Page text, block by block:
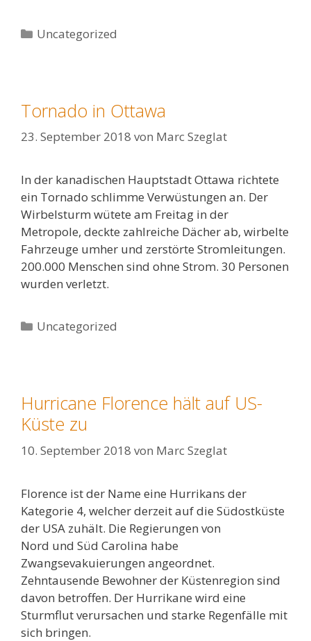
Kategorien
Uncategorized
Tornado in Ottawa
23. September 2018 von Marc Szeglat
In der kanadischen Hauptstadt Ottawa richtete
ein Tornado schlimme Verwüstungen an. Der
Wirbelsturm wütete am Freitag in der
Metropole, deckte zahlreiche Dächer ab, wirbelte
Fahrzeuge umher und zerstörte Stromleitungen.
200.000 Menschen sind ohne Strom. 30 Personen
wurden verletzt.
Kategorien
Uncategorized
Hurricane Florence hält auf US-
Küste zu
10. September 2018 von Marc Szeglat
Florence ist der Name eine Hurrikans der
Kategorie 4, welcher derzeit auf die Südostküste
der USA zuhält. Die Regierungen von
Nord und Süd Carolina habe
Zwangsevakuierungen angeordnet.
Zehntausende Bewohner der Küstenregion sind
davon betroffen. Der Hurrikane wird eine
Sturmflut verursachen und starke Regenfälle mit
sich bringen.